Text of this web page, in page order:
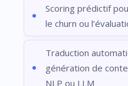
Scoring prédictif
le churn ou
Traduction
génération de
NLP ou LLM